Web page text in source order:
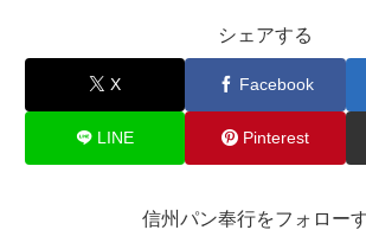
シェアする
X Facebook
LINE Pinterest
信州パン奉行をフォロー